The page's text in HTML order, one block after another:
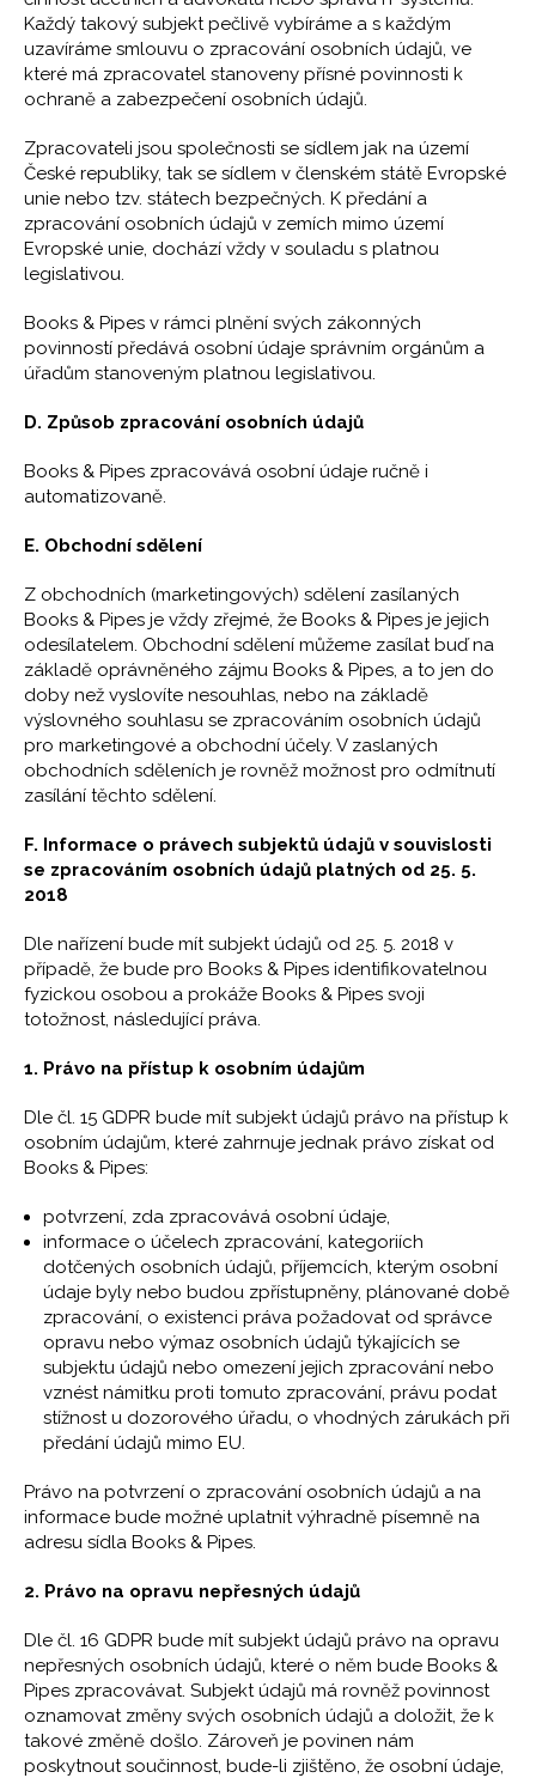
Každý takový subjekt pečlivě vybíráme a s každým
uzavíráme smlouvu o zpracování osobních údajů, ve
které má zpracovatel stanoveny přísné povinnosti k
ochraně a zabezpečení osobních údajů.
Zpracovateli jsou společnosti se sídlem jak na území
České republiky, tak se sídlem v členském státě Evropské
unie nebo tzv. státech bezpečných. K předání a
zpracování osobních údajů v zemích mimo území
Evropské unie, dochází vždy v souladu s platnou
legislativou.
Books & Pipes v rámci plnění svých zákonných
povinností předává osobní údaje správním orgánům a
úřadům stanoveným platnou legislativou.
D. Způsob zpracování osobních údajů
Books & Pipes zpracovává osobní údaje ručně i
automatizovaně.
E. Obchodní sdělení
Z obchodních (marketingových) sdělení zasílaných
Books & Pipes je vždy zřejmé, že Books & Pipes je jejich
odesílatelem. Obchodní sdělení můžeme zasílat buď na
základě oprávněného zájmu Books & Pipes, a to jen do
doby než vyslovíte nesouhlas, nebo na základě
výslovného souhlasu se zpracováním osobních údajů
pro marketingové a obchodní účely. V zaslaných
obchodních sděleních je rovněž možnost pro odmítnutí
zasílání těchto sdělení.
F. Informace o právech subjektů údajů v souvislosti
se zpracováním osobních údajů platných od 25. 5.
2018
Dle nařízení bude mít subjekt údajů od 25. 5. 2018 v
případě, že bude pro Books & Pipes identifikovatelnou
fyzickou osobou a prokáže Books & Pipes svoji
totožnost, následující práva.
1. Právo na přístup k osobním údajům
Dle čl. 15 GDPR bude mít subjekt údajů právo na přístup k
osobním údajům, které zahrnuje jednak právo získat od
Books & Pipes:
potvrzení, zda zpracovává osobní údaje,
informace o účelech zpracování, kategoriích
dotčených osobních údajů, příjemcích, kterým osobní
údaje byly nebo budou zpřístupněny, plánované době
zpracování, o existenci práva požadovat od správce
opravu nebo výmaz osobních údajů týkajících se
subjektu údajů nebo omezení jejich zpracování nebo
vznést námitku proti tomuto zpracování, právu podat
stížnost u dozorového úřadu, o vhodných zárukách při
předání údajů mimo EU.
Právo na potvrzení o zpracování osobních údajů a na
informace bude možné uplatnit výhradně písemně na
adresu sídla Books & Pipes.
2. Právo na opravu nepřesných údajů
Dle čl. 16 GDPR bude mít subjekt údajů právo na opravu
nepřesných osobních údajů, které o něm bude Books &
Pipes zpracovávat. Subjekt údajů má rovněž povinnost
oznamovat změny svých osobních údajů a doložit, že k
takové změně došlo. Zároveň je povinen nám
poskytnout součinnost, bude-li zjištěno, že osobní údaje,